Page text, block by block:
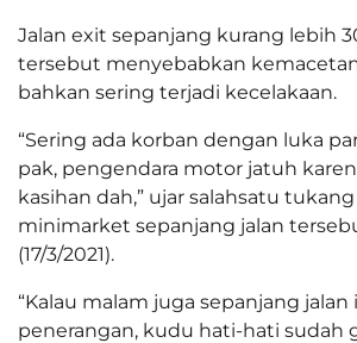
Jalan exit sepanjang kurang lebih
tersebut menyebabkan
bahkan sering terjadi kecelakaan.
“Sering ada korban dengan luka
pak, pengendara motor jatuh
kasihan dah,” ujar salahsatu
minimarket sepanjang jalan
(17/3/2021).
“Kalau malam juga sepanjang
penerangan, kudu hati-hati sudah